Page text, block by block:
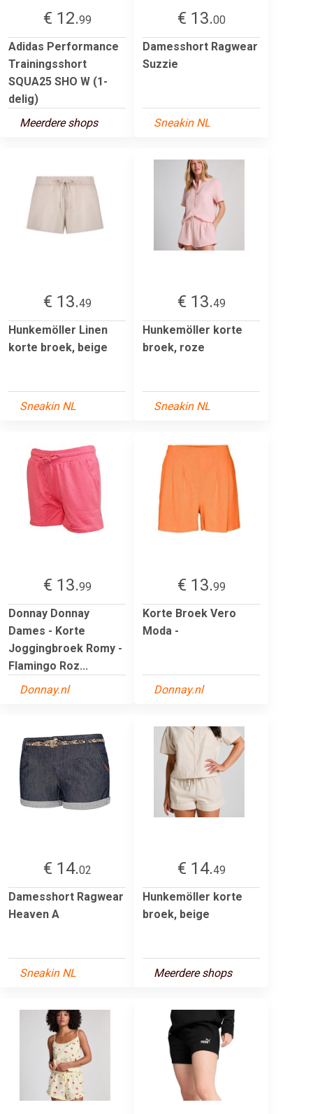
€ 12.99
Adidas Performance
Trainingsshort
SQUA25 SHO W (1-
delig)
Meerdere shops
€ 13.00
Damesshort Ragwear
Suzzie
Sneakin NL
€ 13.49
Hunkemöller Linen
korte broek, beige
Sneakin NL
€ 13.49
Hunkemöller korte
broek, roze
Sneakin NL
€ 13.99
Donnay Donnay
Dames - Korte
Joggingbroek Romy -
Flamingo Roz...
Donnay.nl
€ 13.99
Korte Broek Vero
Moda -
Donnay.nl
€ 14.02
Damesshort Ragwear
Heaven A
Sneakin NL
€ 14.49
Hunkemöller korte
broek, beige
Meerdere shops